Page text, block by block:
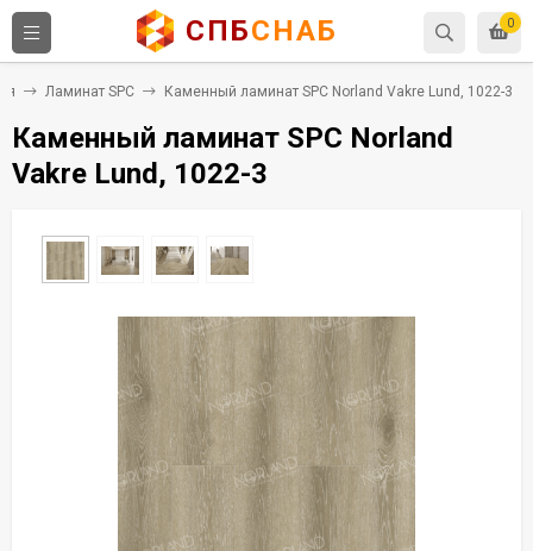
0
СПБСНАБ
Ламинат SPC Каменный ламинат SPC Norland Vakre Lund, 1022-3
Каменный ламинат SPC Norland
Vakre Lund, 1022-3